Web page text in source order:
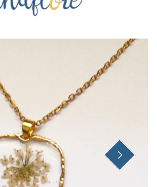
NEXT